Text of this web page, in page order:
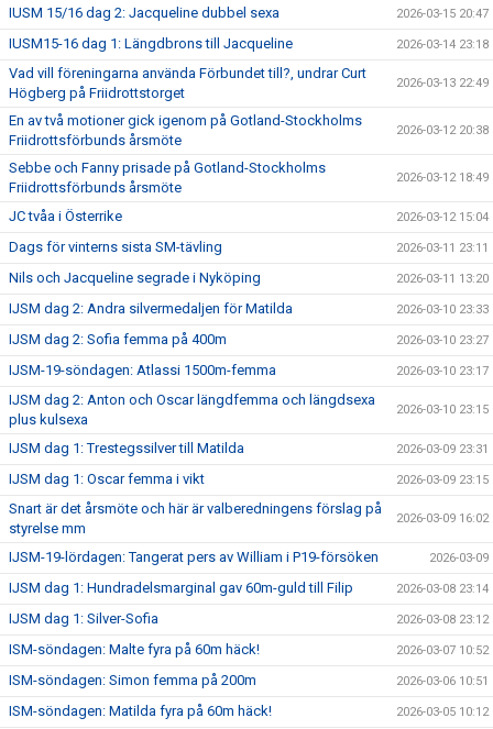
IUSM 15/16 dag 2: Jacqueline dubbel sexa 2026-03-15 20:47
IUSM15-16 dag 1: Längdbrons till Jacqueline 2026-03-14 23:18
Vad vill föreningarna använda Förbundet till?, undrar Curt
Högberg på Friidrottstorget
2026-03-13 22:49
En av två motioner gick igenom på Gotland-Stockholms
Friidrottsförbunds årsmöte
2026-03-12 20:38
Sebbe och Fanny prisade på Gotland-Stockholms
Friidrottsförbunds årsmöte
2026-03-12 18:49
JC tvåa i Österrike 2026-03-12 15:04
Dags för vinterns sista SM-tävling 2026-03-11 23:11
Nils och Jacqueline segrade i Nyköping 2026-03-11 13:20
IJSM dag 2: Andra silvermedaljen för Matilda 2026-03-10 23:33
IJSM dag 2: Sofia femma på 400m 2026-03-10 23:27
IJSM-19-söndagen: Atlassi 1500m-femma 2026-03-10 23:17
IJSM dag 2: Anton och Oscar längdfemma och längdsexa
plus kulsexa
2026-03-10 23:15
IJSM dag 1: Trestegssilver till Matilda 2026-03-09 23:31
IJSM dag 1: Oscar femma i vikt 2026-03-09 23:15
Snart är det årsmöte och här är valberedningens förslag på
styrelse mm
2026-03-09 16:02
IJSM-19-lördagen: Tangerat pers av William i P19-försöken 2026-03-09
IJSM dag 1: Hundradelsmarginal gav 60m-guld till Filip 2026-03-08 23:14
IJSM dag 1: Silver-Sofia 2026-03-08 23:12
ISM-söndagen: Malte fyra på 60m häck! 2026-03-07 10:52
ISM-söndagen: Simon femma på 200m 2026-03-06 10:51
ISM-söndagen: Matilda fyra på 60m häck! 2026-03-05 10:12